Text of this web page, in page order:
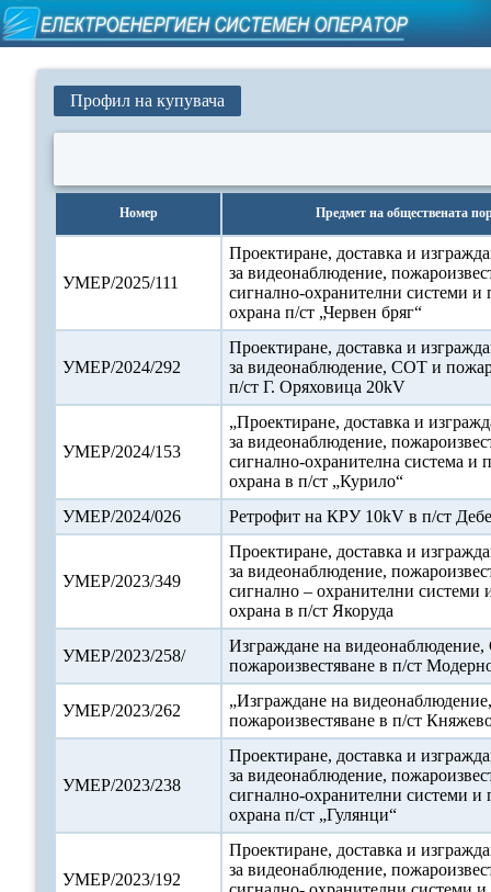
Профил на купувача
Номер Предмет на обществената
УМЕР/2025/111
Проектиране, доставка и
за видеонаблюдение,
сигнално-охранителни системи и
охрана п/ст „Червен бряг“
УМЕР/2024/292
Проектиране, доставка и
за видеонаблюдение, СОТ и
п/ст Г. Оряховица 20kV
УМЕР/2024/153
„Проектиране, доставка и
за видеонаблюдение,
сигнално-охранителна система и
охрана в п/ст „Курило“
УМЕР/2024/026
Ретрофит на КРУ 10kV в п/ст
УМЕР/2023/349
Проектиране, доставка и
за видеонаблюдение,
сигнално – охранителни системи
охрана в п/ст Якоруда
УМЕР/2023/258/
Изграждане на
пожароизвестяване в п/ст
УМЕР/2023/262
„Изграждане на
пожароизвестяване в п/ст
УМЕР/2023/238
Проектиране, доставка и
за видеонаблюдение,
сигнално-охранителни системи и
охрана п/ст „Гулянци“
УМЕР/2023/192
Проектиране, доставка и
за видеонаблюдение,